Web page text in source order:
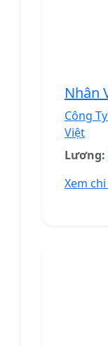
Nhân
Công
Việt
Lương:
Xem